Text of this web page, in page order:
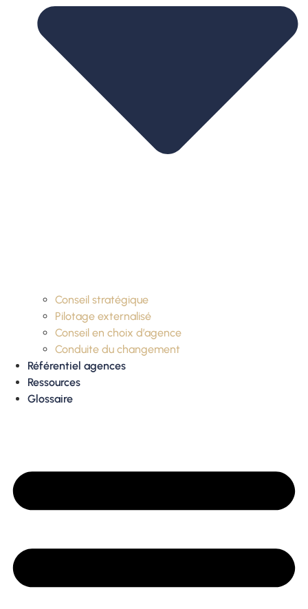
Conseil stratégique
Pilotage externalisé
Conseil en choix d’agence
Conduite du changement
Référentiel agences
Ressources
Glossaire